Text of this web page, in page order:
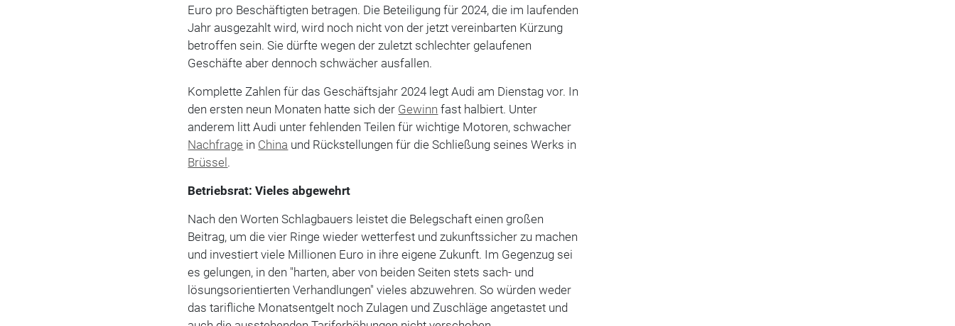
Euro pro Beschäftigten betragen. Die Beteiligung für 2024, die im laufenden
Jahr ausgezahlt wird, wird noch nicht von der jetzt vereinbarten Kürzung
betroffen sein. Sie dürfte wegen der zuletzt schlechter gelaufenen
Geschäfte aber dennoch schwächer ausfallen.
Komplette Zahlen für das Geschäftsjahr 2024 legt Audi am Dienstag vor. In
den ersten neun Monaten hatte sich der Gewinn fast halbiert. Unter
anderem litt Audi unter fehlenden Teilen für wichtige Motoren, schwacher
Nachfrage in China und Rückstellungen für die Schließung seines Werks in
Brüssel.
Betriebsrat: Vieles abgewehrt
Nach den Worten Schlagbauers leistet die Belegschaft einen großen
Beitrag, um die vier Ringe wieder wetterfest und zukunftssicher zu machen
und investiert viele Millionen Euro in ihre eigene Zukunft. Im Gegenzug sei
es gelungen, in den "harten, aber von beiden Seiten stets sach- und
lösungsorientierten Verhandlungen" vieles abzuwehren. So würden weder
das tarifliche Monatsentgelt noch Zulagen und Zuschläge angetastet und